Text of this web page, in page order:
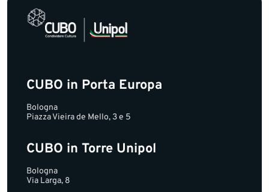
CUBO in Porta Europa
Bologna
Piazza Vieira de Mello, 3 e 5
CUBO in Torre Unipol
Bologna
Via Larga, 8